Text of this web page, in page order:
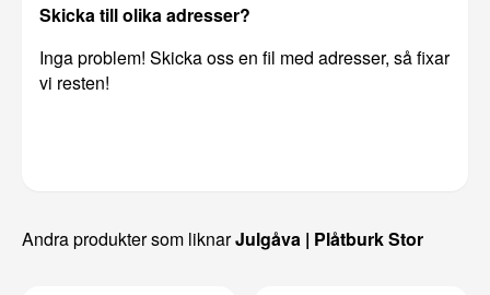
Skicka till olika adresser?
Inga problem! Skicka oss en fil med adresser, så fixar
vi resten!
Andra produkter som liknarJulgåva | Plåtburk Stor